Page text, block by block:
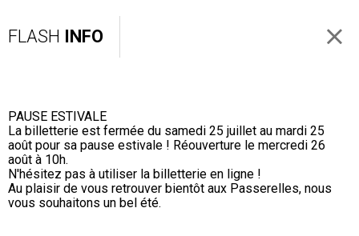
FLASH INFO
PAUSE ESTIVALE
La billetterie est fermée du samedi 25 juillet au mardi 25
août pour sa pause estivale ! Réouverture le mercredi 26
août à 10h.
N'hésitez pas à utiliser la billetterie en ligne !
Au plaisir de vous retrouver bientôt aux Passerelles, nous
vous souhaitons un bel été.